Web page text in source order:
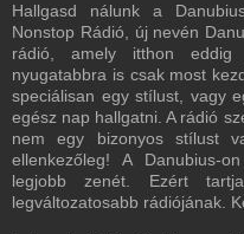
Hallgasd nálunk a
Nonstop Rádió, új nevén
rádió, amely itthon
nyugatabbra is csak most
speciálisan egy stílust, vagy
egész nap hallgatni. A rádió
nem egy bizonyos stílust
ellenkezőleg! A Danubius-
legjobb zenét. Ezért
legváltozatosabb rádiójának.